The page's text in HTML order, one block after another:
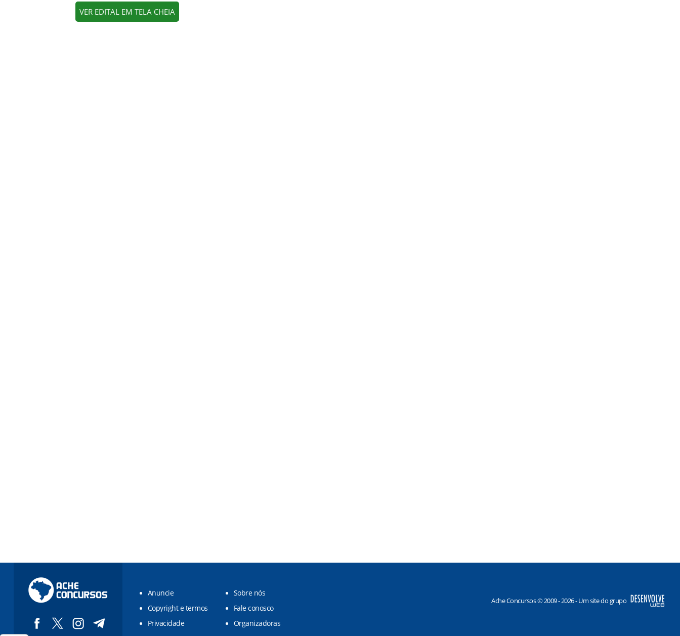
VER EDITAL EM TELA CHEIA
Anuncie
Sobre nós
Copyright e termos
Fale conosco
Privacidade
Organizadoras
Ache Concursos © 2009 - 2026 - Um site do grupo